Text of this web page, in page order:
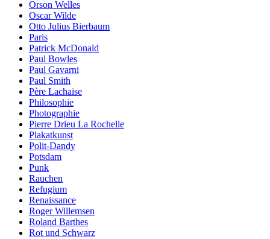
Orson Welles
Oscar Wilde
Otto Julius Bierbaum
Paris
Patrick McDonald
Paul Bowles
Paul Gavarni
Paul Smith
Père Lachaise
Philosophie
Photographie
Pierre Drieu La Rochelle
Plakatkunst
Polit-Dandy
Potsdam
Punk
Rauchen
Refugium
Renaissance
Roger Willemsen
Roland Barthes
Rot und Schwarz